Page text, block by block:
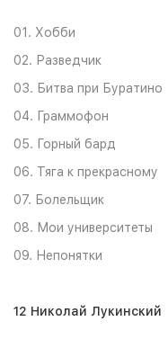
01. Хобби
02. Разведчик
03. Битва при Буратино
04. Граммофон
05. Горный бард
06. Тяга к прекрасному
07. Болельщик
08. Мои университеты
09. Непонятки
12 Николай Лукинский